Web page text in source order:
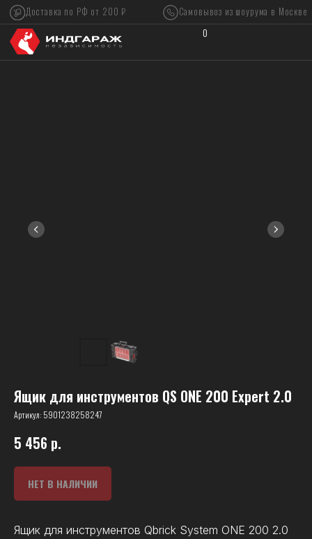
0
Самовывоз из шоурума в Москве
Доставка по РФ от 200 ₽
Ящик для инструментов QS ONE 200 Expert 2.0
Артикул: 5901238258247
5 456 р.
НЕТ В НАЛИЧИИ
Ящик для инструментов Qbrick System ONE 200 2.0